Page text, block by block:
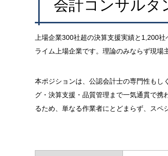
会計コンサルタ
上場企業300社超の決算支援実績と1,200
ライム上場企業です。理論のみならず現場
本ポジションは、公認会計士の専門性もし
グ・決算支援・品質管理まで一気通貫で
るため、単なる作業者にとどまらず、スペ